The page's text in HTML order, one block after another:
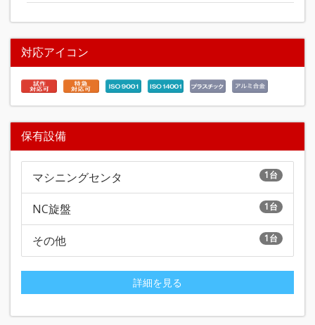
対応アイコン
保有設備
1台
マシニングセンタ
1台
NC旋盤
1台
その他
詳細を見る